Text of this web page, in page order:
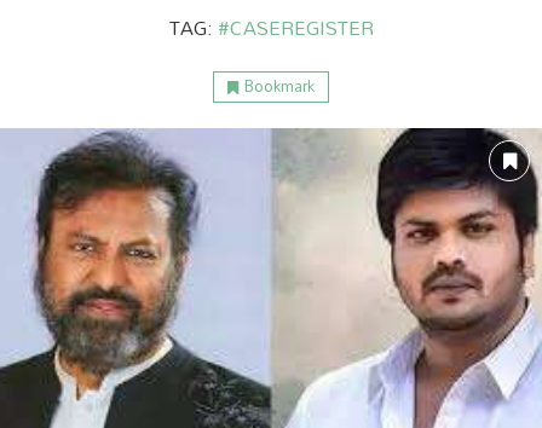
TAG: #CASEREGISTER
Bookmark
అంతర్జాతీయం